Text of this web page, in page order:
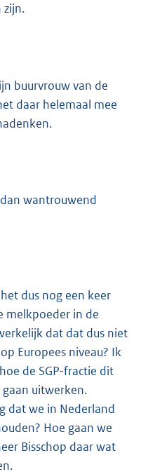
zijn.
buurvrouw van de
daar helemaal mee
wantrouwend
dus nog een keer
melkpoeder in de
dat dat dus niet
Europees niveau? Ik
de SGP-fractie dit
uitwerken.
dat we in Nederland
Hoe gaan we
Bisschop daar wat